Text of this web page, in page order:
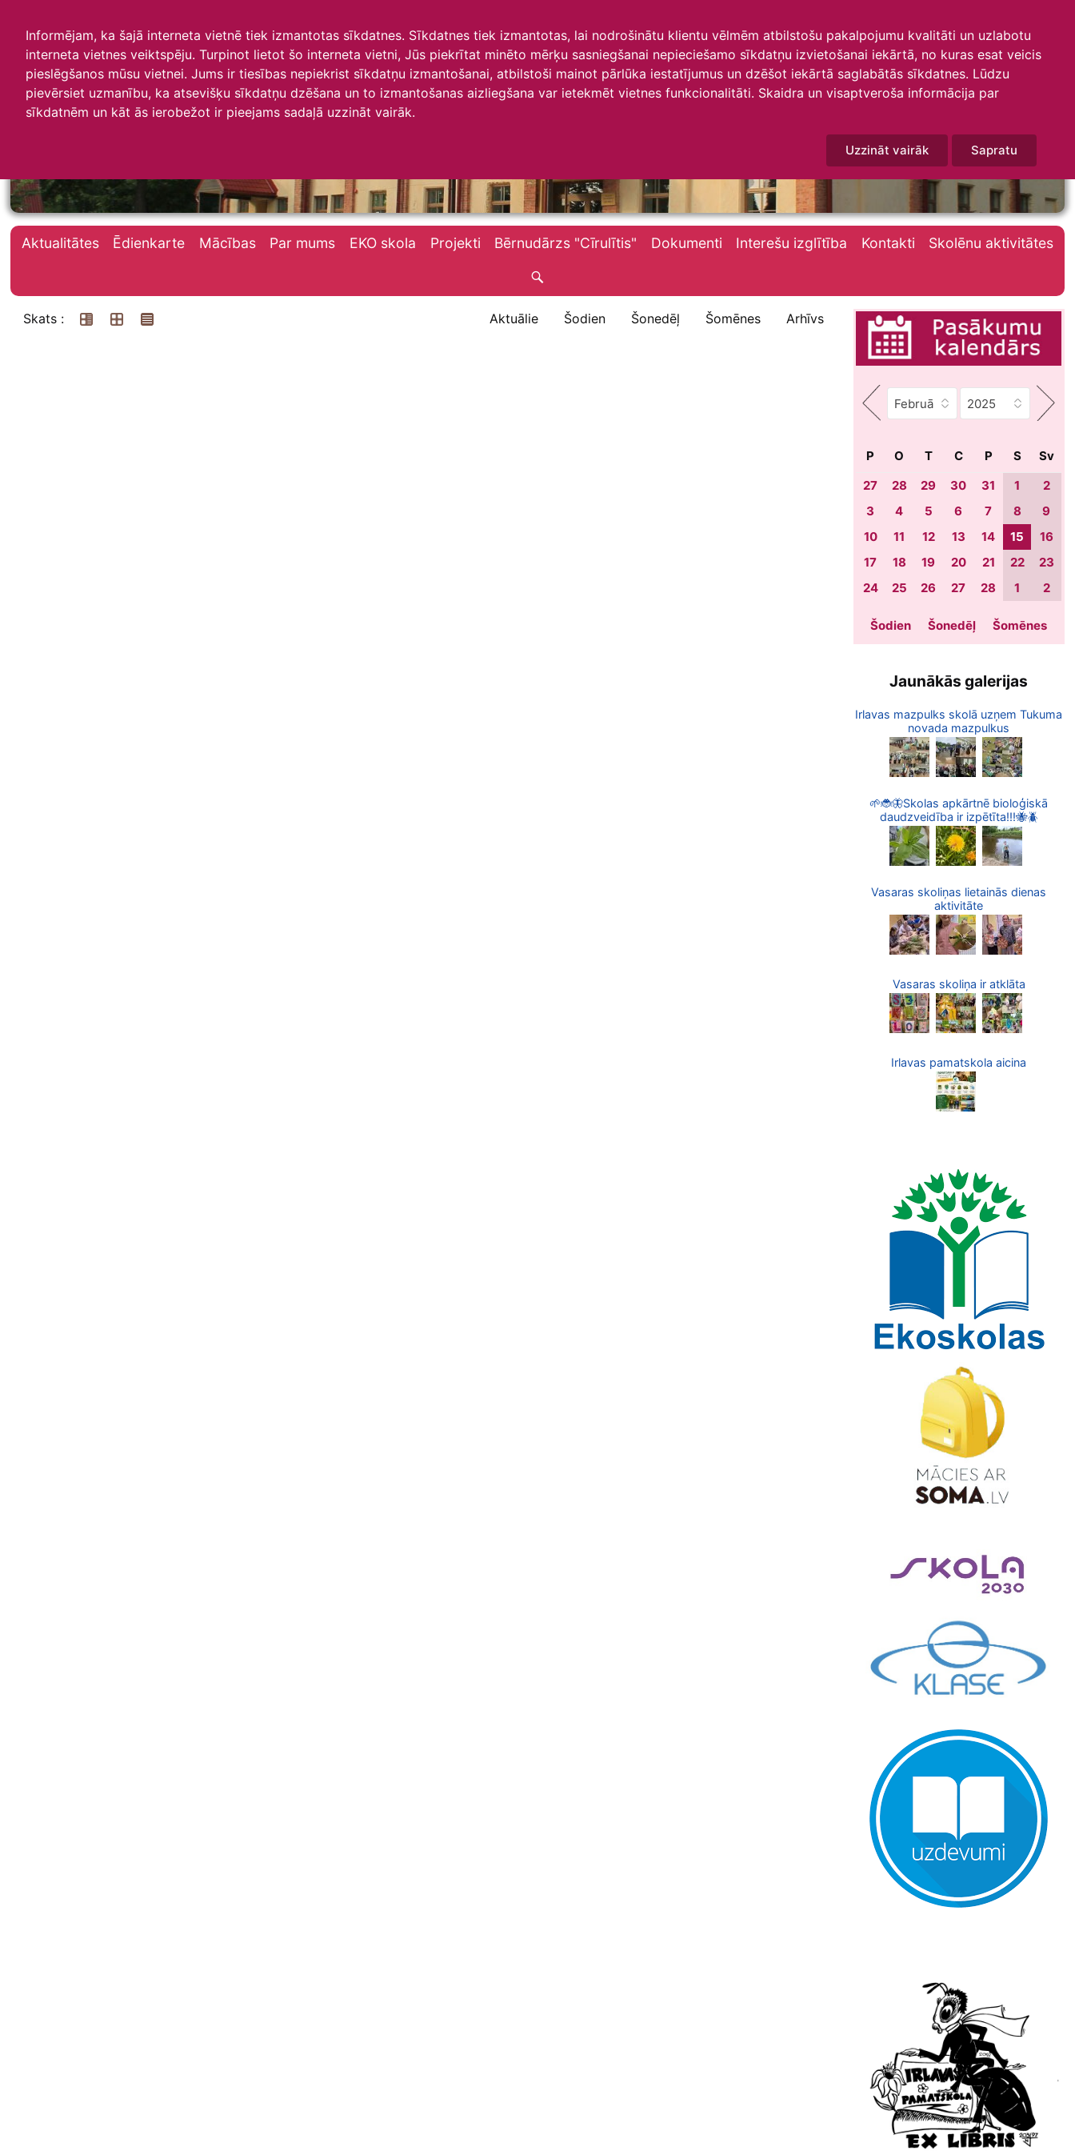
Informējam, ka šajā interneta vietnē tiek izmantotas sīkdatnes. Sīkdatnes tiek izmantotas, lai nodrošinātu klientu vēlmēm atbilstošu pakalpojumu kvalitāti un uzlabotu
interneta vietnes veiktspēju. Turpinot lietot šo interneta vietni, Jūs piekrītat minēto mērķu sasniegšanai nepieciešamo sīkdatņu izvietošanai iekārtā, no kuras esat veicis
pieslēgšanos mūsu vietnei. Jums ir tiesības nepiekrist sīkdatņu izmantošanai, atbilstoši mainot pārlūka iestatījumus un dzēšot iekārtā saglabātās sīkdatnes. Lūdzu
pievērsiet uzmanību, ka atsevišķu sīkdatņu dzēšana un to izmantošanas aizliegšana var ietekmēt vietnes funkcionalitāti. Skaidra un visaptveroša informācija par
sīkdatnēm un kāt ās ierobežot ir pieejams sadaļā uzzināt vairāk.
Uzzināt vairāk Sapratu
Irlavas skola
Aktualitātes Ēdienkarte Mācības Par mums EKO skola Projekti Bērnudārzs "Cīrulītis" Dokumenti Interešu izglītība Kontakti Skolēnu aktivitātes
Skats : Aktuālie Šodien Šonedēļ Šomēnes Arhīvs
P O T C P S
Sv
27
28 29 30 31 1
2
3
4 5 6 7 8
9
10
11 12 13 14 15
16
17
18 19 20 21 22
23
24
25 26 27 28 1 2
Šodien Šonedēļ Šomēnes
Jaunākās galerijas
Irlavas mazpulks skolā uzņem Tukuma
novada mazpulkus
🌱🐞🦋Skolas apkārtnē bioloģiskā
daudzveidība ir izpētīta!!!🐝🪲
Vasaras skoliņas lietainās dienas
aktivitāte
Vasaras skoliņa ir atklāta
Irlavas pamatskola aicina